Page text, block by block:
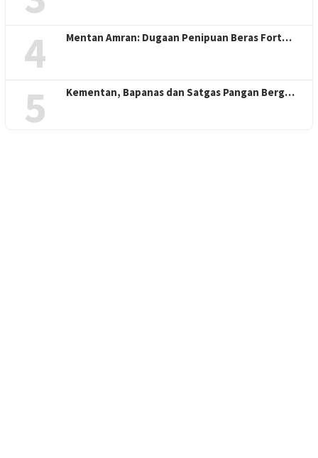
4 Mentan Amran: Dugaan Penipuan Beras Fort…
5 Kementan, Bapanas dan Satgas Pangan Berg…